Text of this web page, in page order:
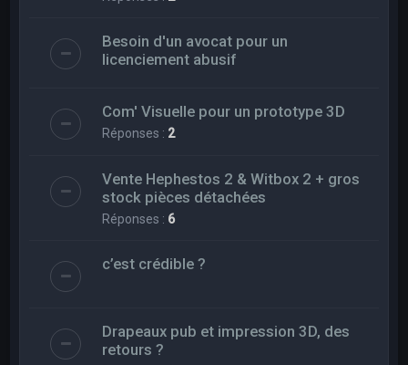
Besoin d'un avocat pour un
licenciement abusif
Com' Visuelle pour un prototype 3D
Réponses : 2
Vente Hephestos 2 & Witbox 2 + gros
stock pièces détachées
Réponses : 6
c’est crédible ?
Drapeaux pub et impression 3D, des
retours ?